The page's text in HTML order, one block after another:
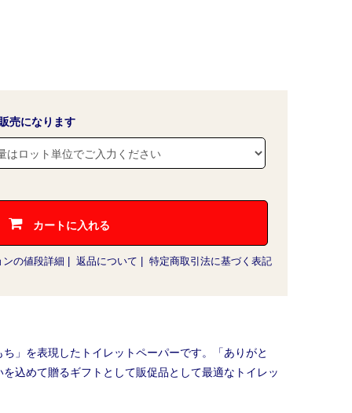
売になります
カートに入れる
ンの値段詳細 返品について 特定商取引法に基づく表記
」を表現したトイレットペーパーです。「ありがと
込めて贈るギフトとして販促品として最適なトイレッ